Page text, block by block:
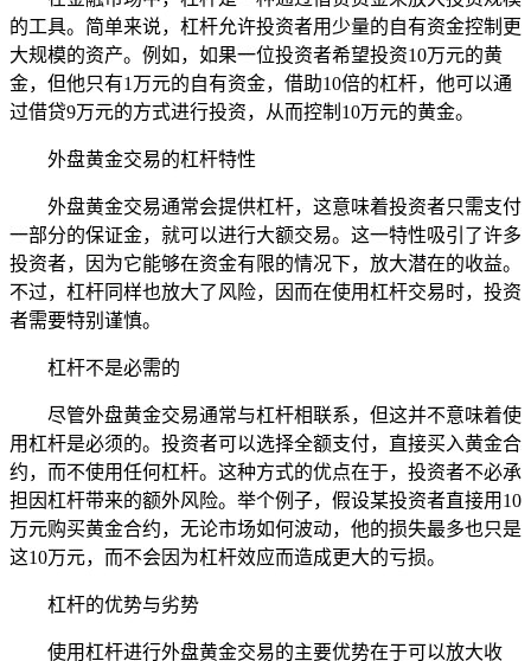
的工具。简单来说，杠杆允许投资者用少量的自有资金控制更
大规模的资产。例如，如果一位投资者希望投资10万元的黄
金，但他只有1万元的自有资金，借助10倍的杠杆，他可以通
过借贷9万元的方式进行投资，从而控制10万元的黄金。
外盘黄金交易的杠杆特性
外盘黄金交易通常会提供杠杆，这意味着投资者只需支付
一部分的保证金，就可以进行大额交易。这一特性吸引了许多
投资者，因为它能够在资金有限的情况下，放大潜在的收益。
不过，杠杆同样也放大了风险，因而在使用杠杆交易时，投资
者需要特别谨慎。
杠杆不是必需的
尽管外盘黄金交易通常与杠杆相联系，但这并不意味着使
用杠杆是必须的。投资者可以选择全额支付，直接买入黄金合
约，而不使用任何杠杆。这种方式的优点在于，投资者不必承
担因杠杆带来的额外风险。举个例子，假设某投资者直接用10
万元购买黄金合约，无论市场如何波动，他的损失最多也只是
这10万元，而不会因为杠杆效应而造成更大的亏损。
杠杆的优势与劣势
使用杠杆进行外盘黄金交易的主要优势在于可以放大收